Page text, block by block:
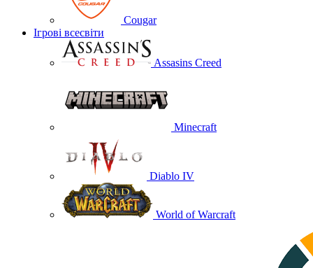
Cougar
Ігрові всесвіти
Assasins Creed
Minecraft
Diablo IV
World of Warcraft